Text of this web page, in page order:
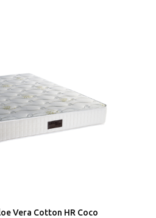
Vera Cotton HR Coco